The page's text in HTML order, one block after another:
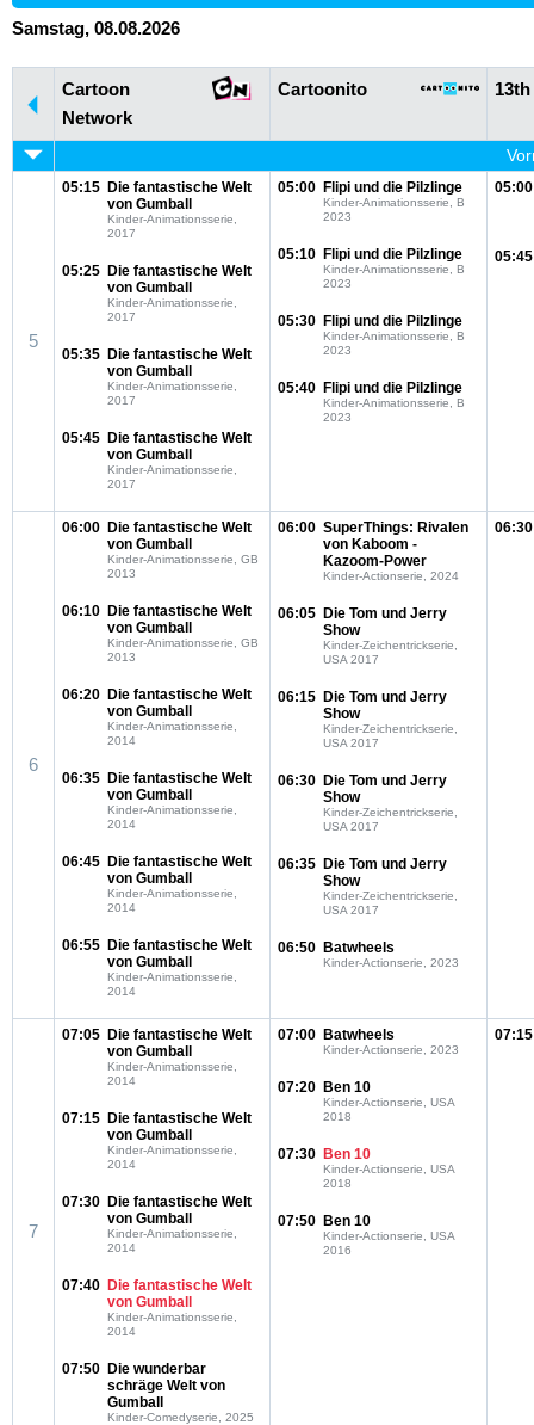
Samstag, 08.08.2026
Cartoon
Network
Cartoonito
5
05:15 Die fantastische Welt
von Gumball
Kinder-Animationsserie,
2017
05:25 Die fantastische Welt
von Gumball
Kinder-Animationsserie,
2017
05:35 Die fantastische Welt
von Gumball
Kinder-Animationsserie,
2017
05:45 Die fantastische Welt
von Gumball
Kinder-Animationsserie,
2017
05:00 Flipi und die Pilzlinge
Kinder-Animationsserie, B
2023
05:10 Flipi und die Pilzlinge
Kinder-Animationsserie, B
2023
05:30 Flipi und die Pilzlinge
Kinder-Animationsserie, B
2023
05:40 Flipi und die Pilzlinge
Kinder-Animationsserie, B
2023
05:00
05:45
6
06:00 Die fantastische Welt
von Gumball
Kinder-Animationsserie, GB
2013
06:10 Die fantastische Welt
von Gumball
Kinder-Animationsserie, GB
2013
06:20 Die fantastische Welt
von Gumball
Kinder-Animationsserie,
2014
06:35 Die fantastische Welt
von Gumball
Kinder-Animationsserie,
2014
06:45 Die fantastische Welt
von Gumball
Kinder-Animationsserie,
2014
06:55 Die fantastische Welt
von Gumball
Kinder-Animationsserie,
2014
06:00 SuperThings: Rivalen
von Kaboom -
Kazoom-Power
Kinder-Actionserie, 2024
06:05 Die Tom und Jerry
Show
Kinder-Zeichentrickserie,
USA 2017
06:15 Die Tom und Jerry
Show
Kinder-Zeichentrickserie,
USA 2017
06:30 Die Tom und Jerry
Show
Kinder-Zeichentrickserie,
USA 2017
06:35 Die Tom und Jerry
Show
Kinder-Zeichentrickserie,
USA 2017
06:50 Batwheels
Kinder-Actionserie, 2023
06:30
7
07:05 Die fantastische Welt
von Gumball
Kinder-Animationsserie,
2014
07:15 Die fantastische Welt
von Gumball
Kinder-Animationsserie,
2014
07:30 Die fantastische Welt
von Gumball
Kinder-Animationsserie,
2014
07:40 Die fantastische Welt
von Gumball
Kinder-Animationsserie,
2014
07:50 Die wunderbar
schräge Welt von
Gumball
Kinder-Comedyserie, 2025
07:00 Batwheels
Kinder-Actionserie, 2023
07:20 Ben 10
Kinder-Actionserie, USA
2018
07:30 Ben 10
Kinder-Actionserie, USA
2018
07:50 Ben 10
Kinder-Actionserie, USA
2016
07:15